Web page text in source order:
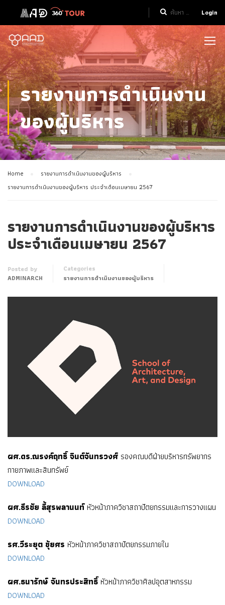
Login
รายงานการดำเนินงาน
ของผู้บริหาร
Home
รายงานการดำเนินงานของผู้บริหาร
รายงานการดำเนินงานของผู้บริหาร ประจำเดือนเมษายน 2567
รายงานการดำเนินงานของผู้บริหาร
ประจำเดือนเมษายน 2567
Posted by
ADMINARCH
Categories
รายงานการดำเนินงานของผู้บริหาร
ผศ.ดร.ณรงค์ฤทธิ์ จินต์จันทรวงศ์ รองคณบดีฝ่ายบริหารทรัพยากร
กายภาพและสินทรัพย์
DOWNLOAD
ผศ.ธีรชัย ลี้สุรพลานนท์หัวหน้าภาควิชาสถาปัตยกรรมและการวางแผน
DOWNLOAD
รศ.วีระยุต ขุ้ยศร หัวหน้าภาควิชาสถาปัตยกรรมภายใน
DOWNLOAD
ผศ.ธนารักษ์ จันทรประสิทธิ์หัวหน้าภาควิชาศิลปอุตสาหกรรม
DOWNLOAD